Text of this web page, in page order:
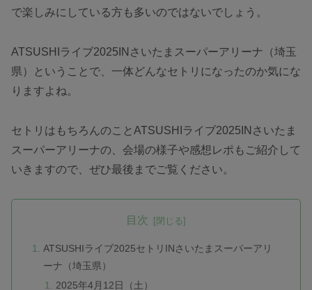
で楽しみにしている方も多いのではないでしょう。
ATSUSHIライブ2025INさいたまスーパーアリーナ（埼玉
県）ということで、一体どんなセトリになったのか気にな
りますよね。
セトリはもちろんのことATSUSHIライブ2025INさいたま
スーパーアリーナの、会場の様子や感想レポもご紹介して
いきますので、ぜひ最後までご覧ください。
目次
ATSUSHIライブ2025セトリINさいたまスーパーアリ
ーナ（埼玉県）
2025年4月12日（土）